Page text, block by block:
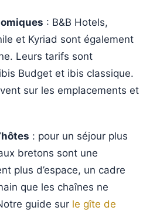
: B&B Hotels,
et Kyriad sont également
Leurs tarifs sont
Budget et ibis classique.
sur les emplacements et
: pour un séjour plus
bretons sont une
plus d’espace, un cadre
que les chaînes ne
guide sur le gîte de